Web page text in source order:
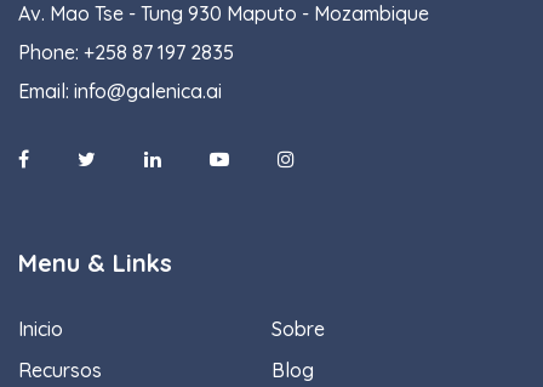
Av. Mao Tse - Tung 930 Maputo - Mozambique
Phone: +258 87 197 2835
Email: info@galenica.ai
Menu & Links
Inicio
Sobre
Recursos
Blog